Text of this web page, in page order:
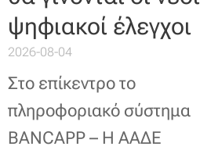
ψηφιακοί έλεγχοι
2026-08-04
Στο επίκεντρο το
πληροφοριακό σύστημα
BANCAPP – Η ΑΑΔΕ